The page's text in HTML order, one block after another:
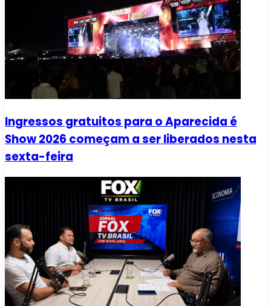
Ingressos gratuitos para o Aparecida é
Show 2026 começam a ser liberados nesta
sexta-feira